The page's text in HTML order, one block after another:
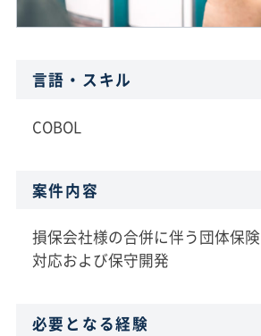
言語・スキル
COBOL
案件内容
損保会社様の合併に伴う団体保
対応および保守開発
必要となる経験